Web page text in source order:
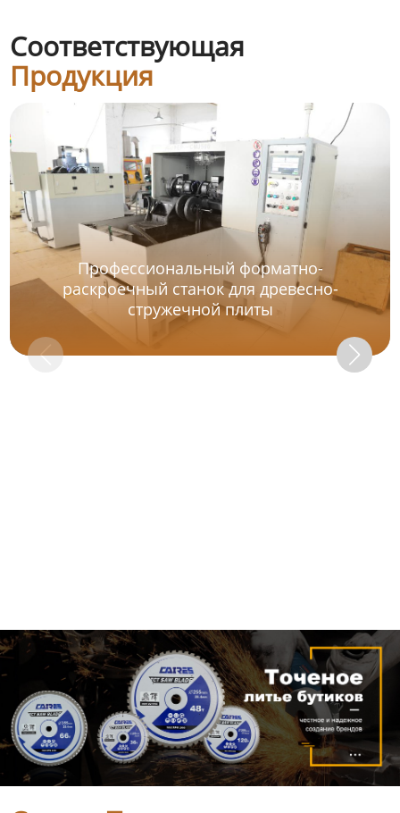
Соответствующая
Продукция
Профессиональный форматно-
раскроечный станок для древесно-
стружечной плиты